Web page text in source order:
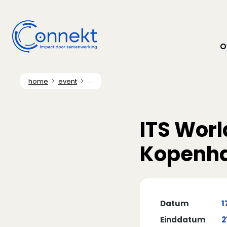
home event ....
ITS
Datum
Einddatum